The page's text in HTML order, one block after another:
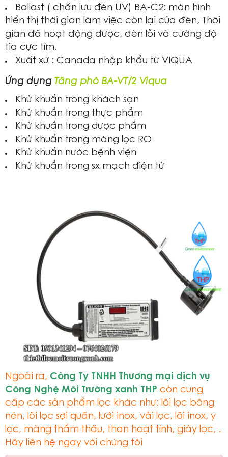
Ballast ( chấn lưu đèn UV) BA-C2: màn hình
hiển thị thời gian làm việc còn lại của đèn, Thời
gian đã hoạt động được, đèn lỗi và cường độ
tia cực tím.
Xuất xứ : Canada nhập khẩu từ VIQUA
Ứng dụng Tăng phô BA-VT/2 Viqua
Khử khuẩn trong khách sạn
Khử khuẩn trong thực phẩm
Khử khuẩn trong dược phẩm
Khử khuẩn trong màng lọc RO
Khử khuẩn nước bệnh viện
Khử khuẩn trong sx mạch điện tử
Ngoài ra, Công Ty TNHH Thương mại dịch vụ
Công Nghệ Môi Trường xanh THP còn cung
cấp các sản phẩm lọc khác như: lõi lọc bông
nén, lõi lọc sợi quấn, lưới inox, vải lọc, lõi inox, y
lọc, màng thẩm thấu, than hoạt tính, giấy lọc, .
Hãy liên hệ ngay với chúng tôi